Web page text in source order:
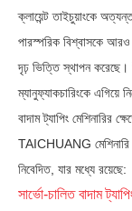
ক্লায়েন্ট তাইচুয়াংকে
পারস্পরিক বিশ্বাসকে আরও
দৃঢ় ভিত্তি স্থাপন করেছে।
ম্যানুফ্যাকচারিংকে এগিয়ে
বাদাম ট্যাপিং মেশিনারির
TAICHUANG মেশিনারি
নিবেদিত, যার মধ্যে রয়েছে:
সার্ভো-চালিত বাদাম